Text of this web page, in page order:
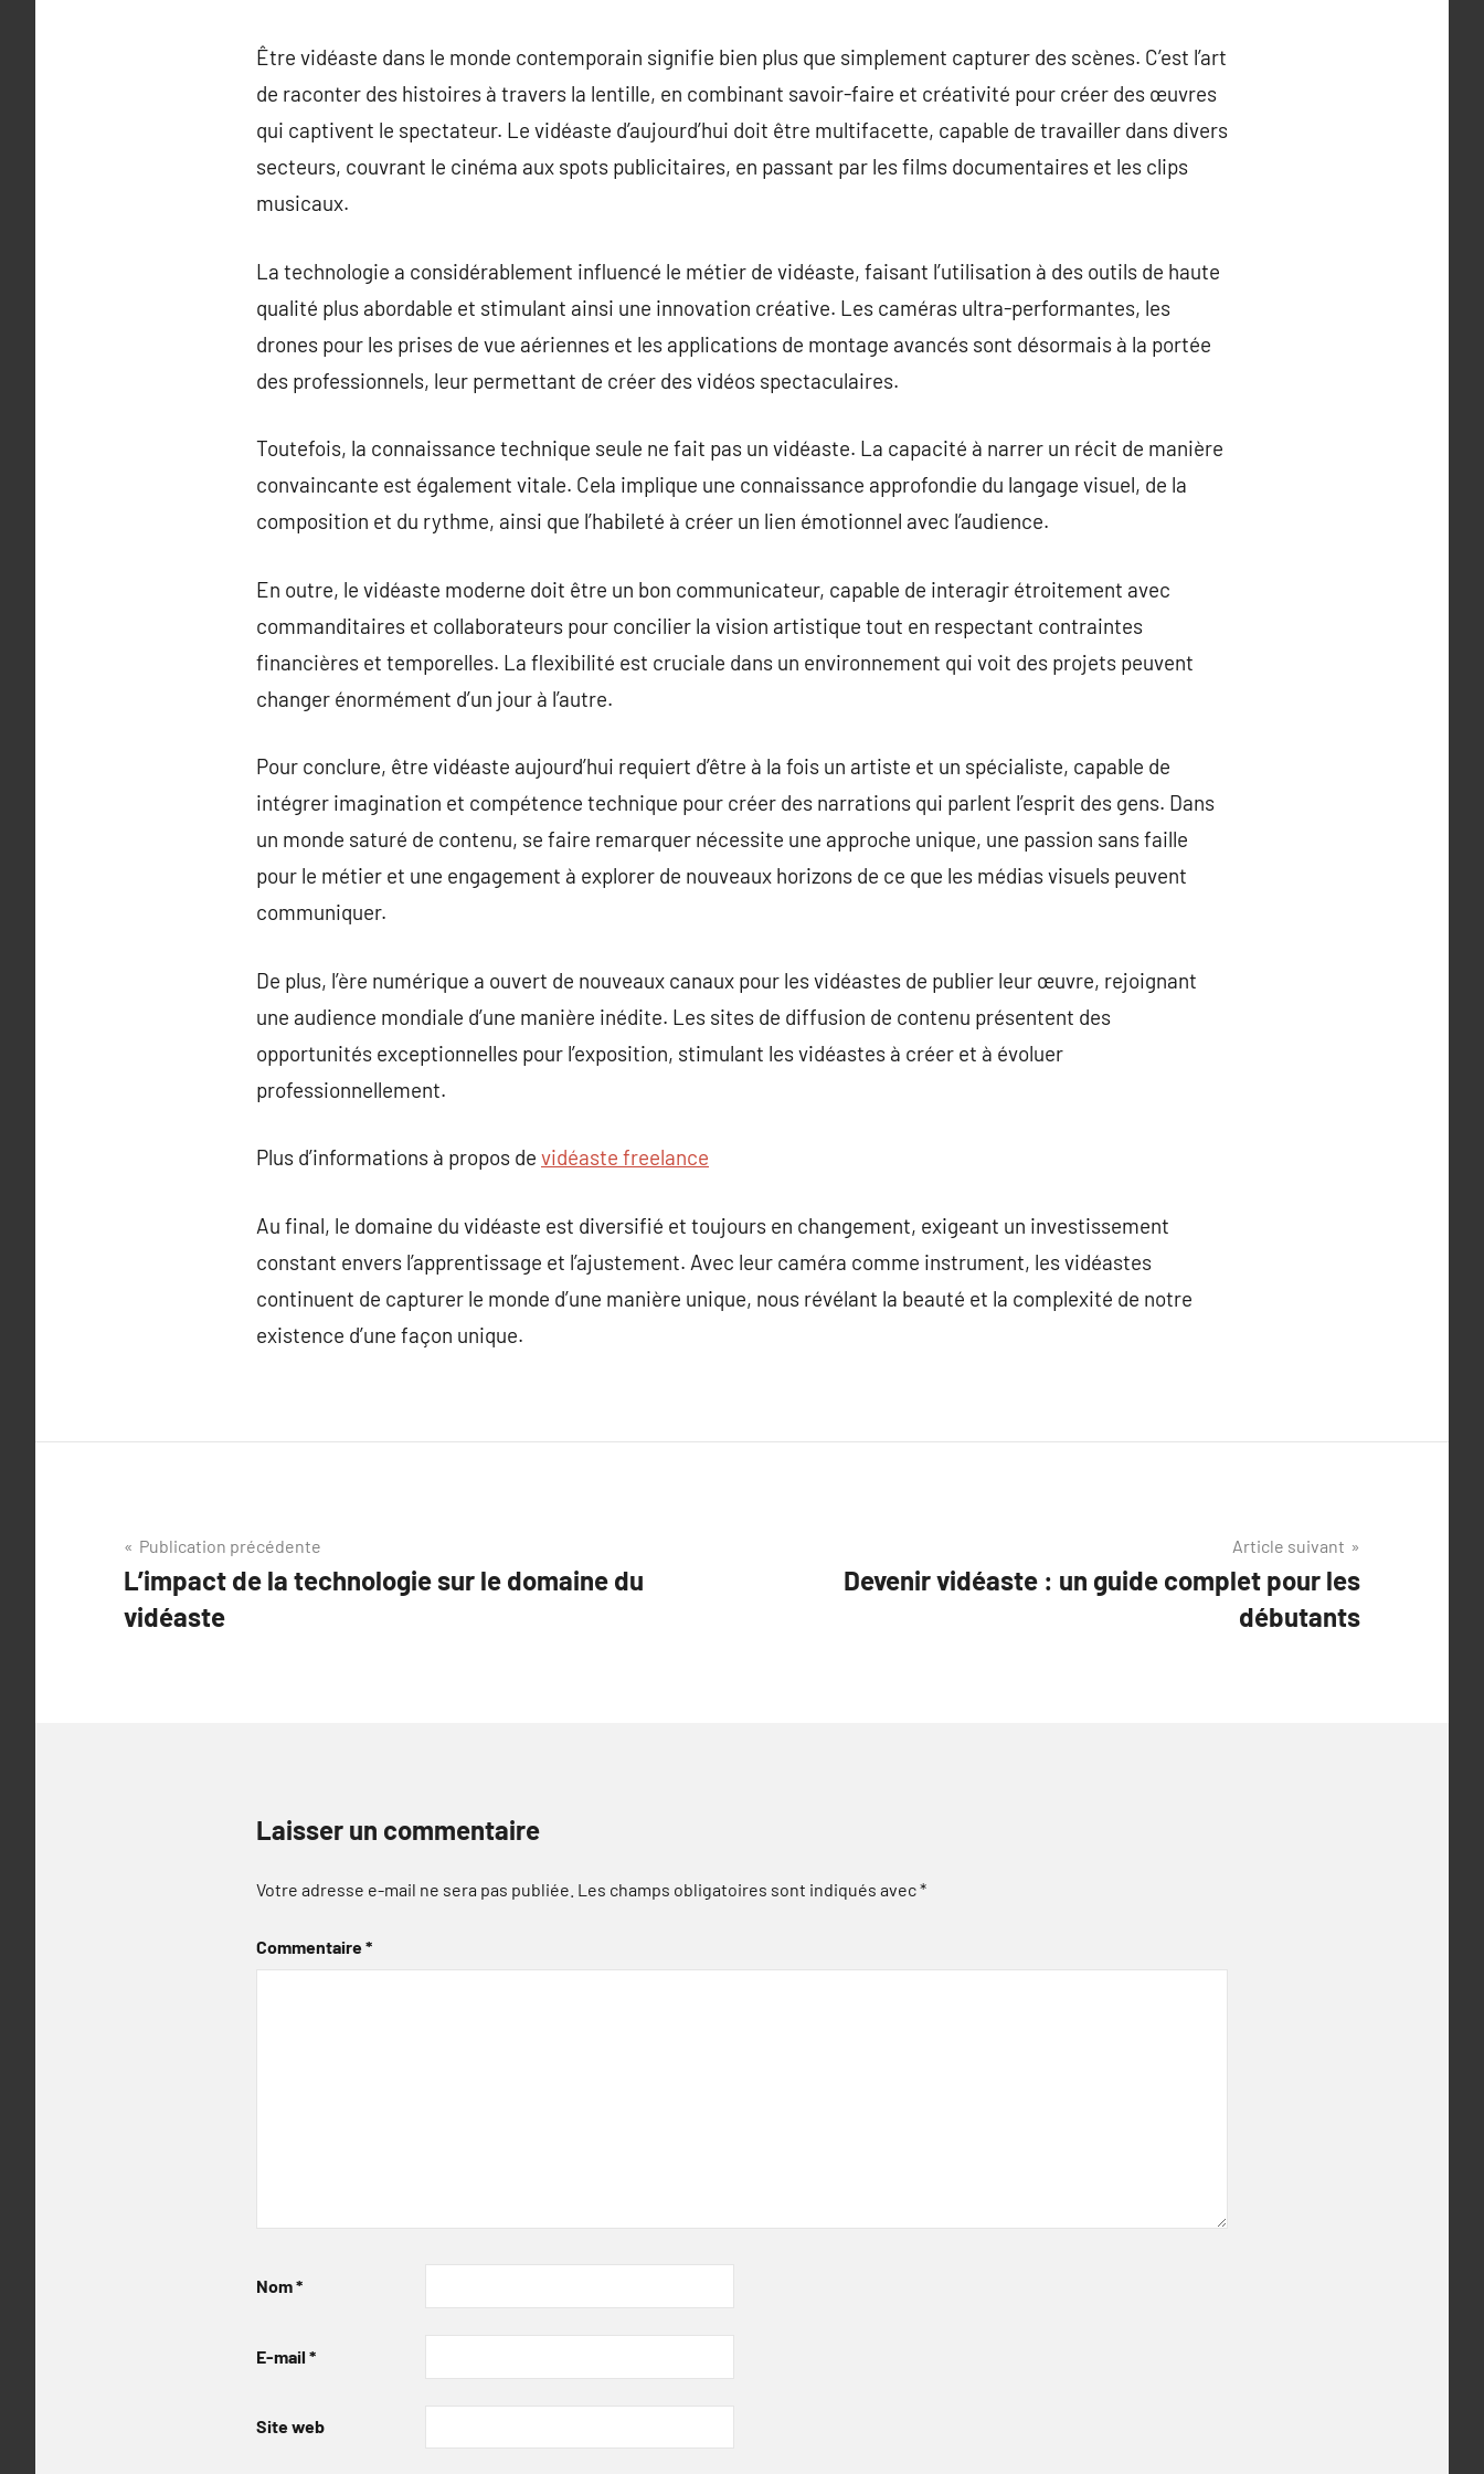
Être vidéaste dans le monde contemporain signifie bien plus que simplement capturer des scènes. C’est l’art
de raconter des histoires à travers la lentille, en combinant savoir-faire et créativité pour créer des œuvres
qui captivent le spectateur. Le vidéaste d’aujourd’hui doit être multifacette, capable de travailler dans divers
secteurs, couvrant le cinéma aux spots publicitaires, en passant par les films documentaires et les clips
musicaux.
La technologie a considérablement influencé le métier de vidéaste, faisant l’utilisation à des outils de haute
qualité plus abordable et stimulant ainsi une innovation créative. Les caméras ultra-performantes, les
drones pour les prises de vue aériennes et les applications de montage avancés sont désormais à la portée
des professionnels, leur permettant de créer des vidéos spectaculaires.
Toutefois, la connaissance technique seule ne fait pas un vidéaste. La capacité à narrer un récit de manière
convaincante est également vitale. Cela implique une connaissance approfondie du langage visuel, de la
composition et du rythme, ainsi que l’habileté à créer un lien émotionnel avec l’audience.
En outre, le vidéaste moderne doit être un bon communicateur, capable de interagir étroitement avec
commanditaires et collaborateurs pour concilier la vision artistique tout en respectant contraintes
financières et temporelles. La flexibilité est cruciale dans un environnement qui voit des projets peuvent
changer énormément d’un jour à l’autre.
Pour conclure, être vidéaste aujourd’hui requiert d’être à la fois un artiste et un spécialiste, capable de
intégrer imagination et compétence technique pour créer des narrations qui parlent l’esprit des gens. Dans
un monde saturé de contenu, se faire remarquer nécessite une approche unique, une passion sans faille
pour le métier et une engagement à explorer de nouveaux horizons de ce que les médias visuels peuvent
communiquer.
De plus, l’ère numérique a ouvert de nouveaux canaux pour les vidéastes de publier leur œuvre, rejoignant
une audience mondiale d’une manière inédite. Les sites de diffusion de contenu présentent des
opportunités exceptionnelles pour l’exposition, stimulant les vidéastes à créer et à évoluer
professionnellement.
Plus d’informations à propos de vidéaste freelance
Au final, le domaine du vidéaste est diversifié et toujours en changement, exigeant un investissement
constant envers l’apprentissage et l’ajustement. Avec leur caméra comme instrument, les vidéastes
continuent de capturer le monde d’une manière unique, nous révélant la beauté et la complexité de notre
existence d’une façon unique.
Navigation
de
l’article
Publication précédente
L’impact de la technologie sur le domaine du
vidéaste
Article suivant
Devenir vidéaste : un guide complet pour les
débutants
Laisser un commentaire
Votre adresse e-mail ne sera pas publiée. Les champs obligatoires sont indiqués avec*
Commentaire*
Nom*
E-mail *
Site web